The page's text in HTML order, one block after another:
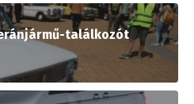
találkozót